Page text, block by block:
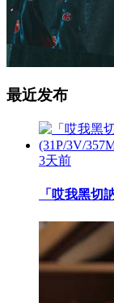
最近发布
3天前
「哎我黑切